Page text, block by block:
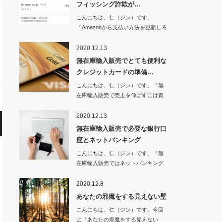
フィッシング詐欺が…
こんにちは、仁（ジン）です。
『Amazonから支払い方法を更新しろ
2020.12.13
無在庫輸入販売でとても便利な
クレジットカードの準備…
こんにちは、仁（ジン）です。『無
在庫輸入販売で売上を伸ばすには資
2020.12.13
無在庫輸入販売で必要な銀行口
座とネットバンキング
こんにちは、仁（ジン）です。『無
在庫輸入販売ではネットバンキング
2020.12.8
あなたの邪魔をする見えない壁
こんにちは、仁（ジン）です。今回
は『あなたの邪魔をする見えない